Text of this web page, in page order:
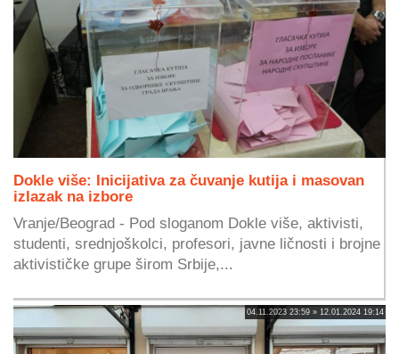
Dokle više: Inicijativa za čuvanje kutija i masovan
izlazak na izbore
Vranje/Beograd - Pod sloganom Dokle više, aktivisti,
studenti, srednjoškolci, profesori, javne ličnosti i brojne
aktivističke grupe širom Srbije,...
04.11.2023 23:59 » 12.01.2024 19:14